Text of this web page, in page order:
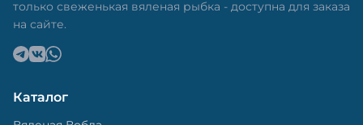
только свеженькая вяленая рыбка - доступна для заказа
на сайте.
Каталог